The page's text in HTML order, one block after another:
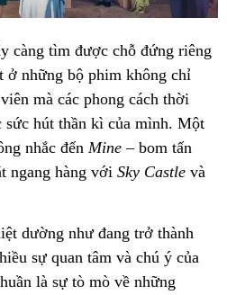
càng tìm được chỗ đứng riêng
ở những bộ phim không chỉ
mà các phong cách thời
sức hút thần kì của mình. Một
nhắc đến Mine – bom tấn
ngang hàng với Sky Castle và
dường như đang trở thành
sự quan tâm và chú ý của
là sự tò mò về những